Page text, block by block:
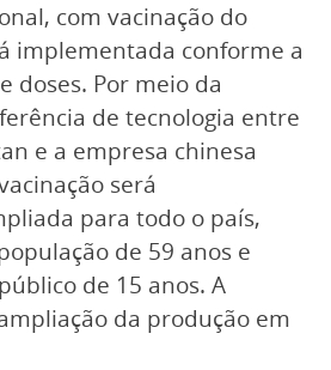
com vacinação do
implementada conforme a
doses. Por meio da
de tecnologia entre
e a empresa chinesa
será
para todo o país,
de 59 anos e
de 15 anos. A
da produção em